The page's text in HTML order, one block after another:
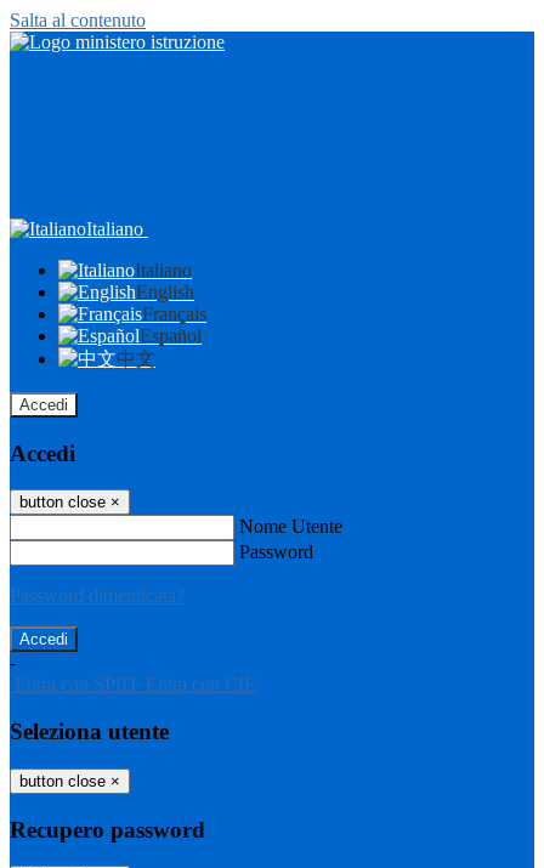
Salta al contenuto
Italiano
Italiano
English
Français
Español
中文
Accedi
Accedi
button close ×
Nome Utente
Password
Password dimenticata?
-
Entra con SPID Entra con CIE
Seleziona utente
button close ×
Recupero password